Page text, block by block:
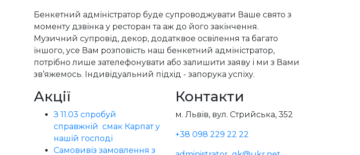
Бенкетний адміністратор буде супроводжувати Ваше свято з
моменту дзвінка у ресторан та аж до його закінчення.
Музичний супровід, декор, додатквое освілення та багато
іншого, усе Вам розповість наш бенкетний адміністратор,
потрібно лише зателефонувати або залишити заяву і ми з Вами
зв’яжемось. Індивідуальний підхід - запорука успіху.
Акції
З 11.03 спробуй
справжній смак Карпат у
нашій господі
Самовивіз замовлення з
Контакти
м. Львів, вул. Стрийська, 352
+38 098 229 22 22